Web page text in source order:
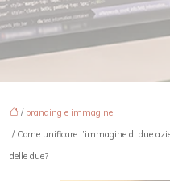
/ branding e immagine
/ Come unificare l’immagine di due
delle due?